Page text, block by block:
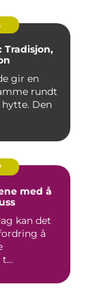
Tradisjon,
gir en
rundt
Den
med å
kan det
å